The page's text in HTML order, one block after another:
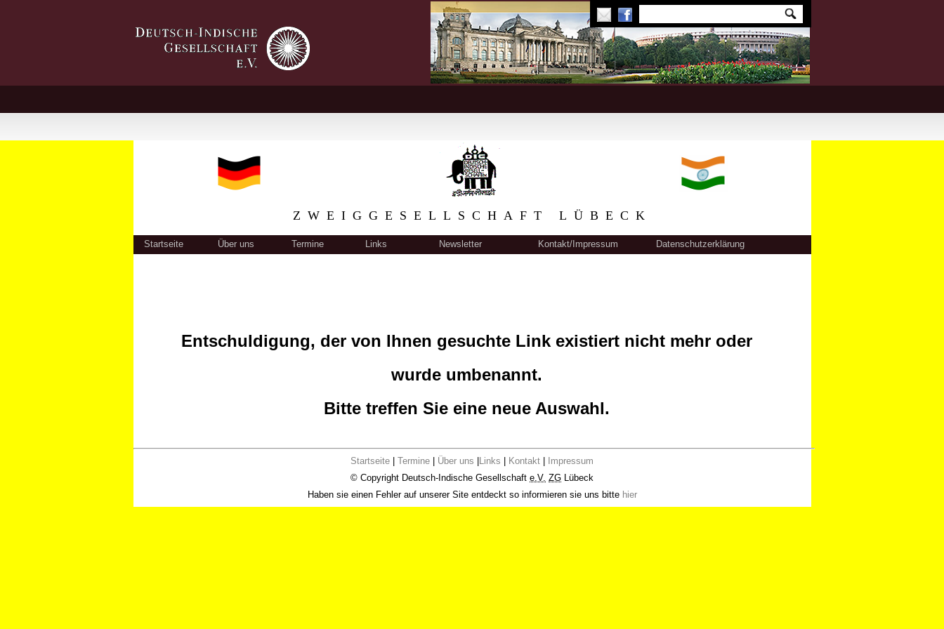
ZWEIGGESELLSCHAFT LÜBECK
Startseite Über uns Termine Links Newsletter Kontakt/Impressum Datenschutzerklärung
Entschuldigung, der von Ihnen gesuchte Link existiert nicht mehr oder
wurde umbenannt.
Bitte treffen Sie eine neue Auswahl.
Startseite Termine Über uns Links Kontakt
Impressum
© Copyright Deutsch-Indische Gesellschaft e.V. ZG Lübeck
Haben sie einen Fehler auf unserer Site entdeckt so informieren sie uns bitte hier